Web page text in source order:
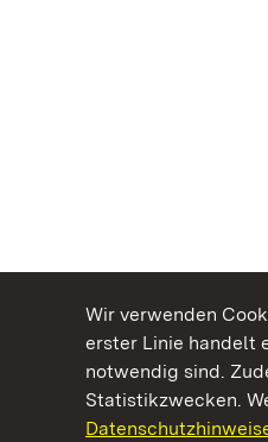
Wir verwenden
erster Linie handelt
notwendig sind.
Statistikzwecken.